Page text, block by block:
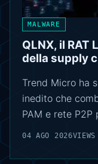
MALWARE
QLNX, il RAT
della supply
Trend Micro ha
inedito che
PAM e rete
04 AGO 2026